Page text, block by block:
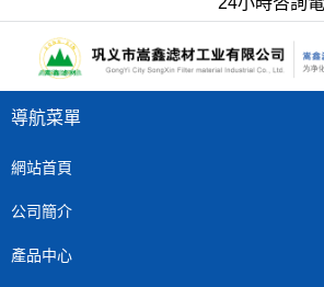
導航菜單
網站首頁
公司簡介
產品中心